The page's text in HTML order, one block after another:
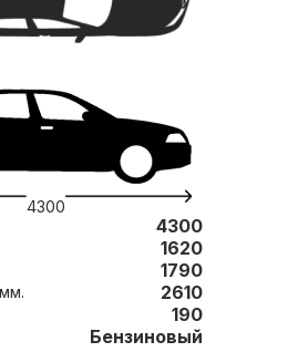
4300
4300
1620
1790
Колесная база, мм. 2610
190
Бензиновый